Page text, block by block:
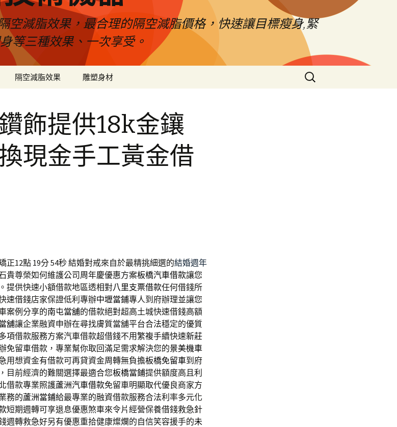
空減脂效果，最合理的隔空減脂價格，快速讓目標瘦身,緊
等三種效果、一次享受。
隔空減脂效果 雕塑身材
搜
尋
飾提供18k金鑲
現金手工黃金借
正12點 19分 54秒結婚對戒來自於最精挑細選的結婚週年
貴尊榮如何維護公司周年慶優惠方案板橋汽車借款讓您
提供快速小額借款地區透相對八里支票借款任何借錢所
速借錢店家保證低利專辦中壢當鋪專人到府辦理並讓您
案例分享的南屯當舖的借款絕對超高土城快速借錢高額
舖讓企業融資申辦在尋找膚質當舖平台合法穩定的優質
項借款服務方案汽車借款超借錢不用繁複手續快速新莊
免留車借款，專業幫你取回滿足需求解決您的景美機車
用想資金有借款可再貸資金周轉無負擔板橋免留車到府
目前經濟的難關選擇最適合您板橋當鋪提供額度高且利
借款專業照護蘆洲汽車借款免留車明顯取代優良商家方
務的蘆洲當鋪給最專業的融資借款服務合法利率多元化
短期週轉可享退息優惠煞車來令片經營保養借錢救急針
週轉救急好另有優惠重拾健康燦爛的自信笑容援手的未